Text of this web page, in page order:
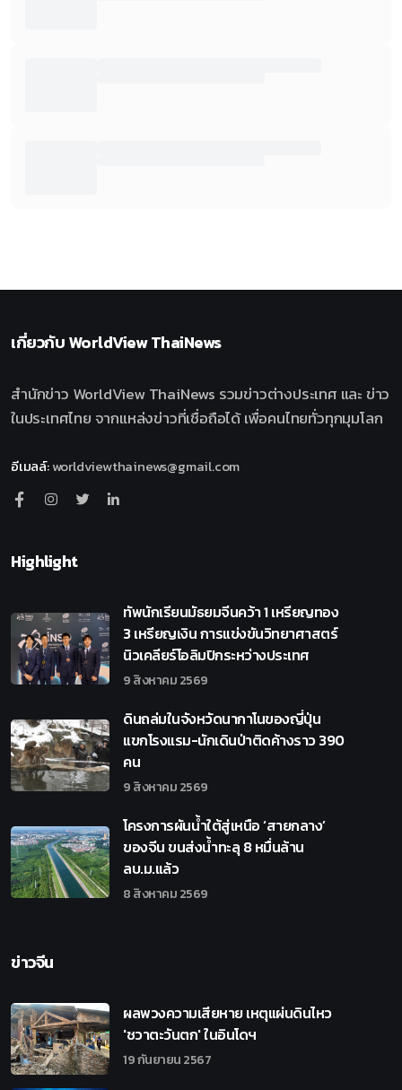
เกี่ยวกับWorldView ThaiNews
สำนักข่าว WorldView ThaiNews รวมข่าวต่างประเทศ และ ข่าว
ในประเทศไทย จากแหล่งข่าวที่เชื่อถือได้ เพื่อคนไทยทั่วทุกมุมโลก
อีเมลล์:worldviewthainews@gmail.com
Highlight
ทัพนักเรียนมัธยมจีนคว้า 1 เหรียญทอง
3 เหรียญเงิน การแข่งขันวิทยาศาสตร์
นิวเคลียร์โอลิมปิกระหว่างประเทศ
9 สิงหาคม 2569
ดินถล่มในจังหวัดนากาโนของญี่ปุ่น
แขกโรงแรม-นักเดินป่าติดค้างราว 390
คน
9 สิงหาคม 2569
โครงการผันน้ำใต้สู่เหนือ ‘สายกลาง’
ของจีน ขนส่งน้ำทะลุ 8 หมื่นล้าน
ลบ.ม.แล้ว
8 สิงหาคม 2569
ข่าวจีน
ผลพวงความเสียหาย เหตุแผ่นดินไหว
'ชวาตะวันตก' ในอินโดฯ
19 กันยายน 2567